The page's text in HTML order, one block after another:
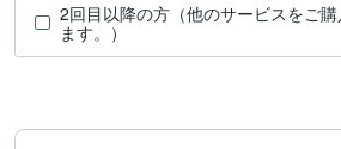
2回目以降の方（他のサービスをご
ます。）